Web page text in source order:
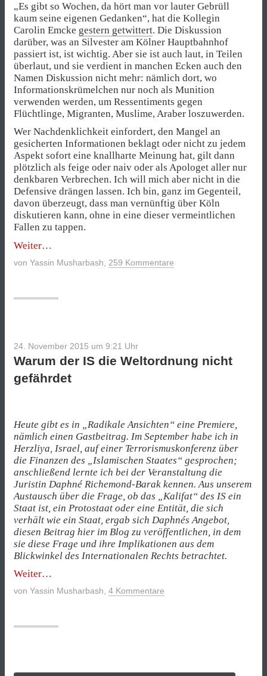
„Es gibt so Wochen, da hört man vor lauter Gebrüll
kaum seine eigenen Gedanken“, hat die Kollegin
Carolin Emcke gestern getwittert. Die Diskussion
darüber, was an Silvester am Kölner Hauptbahnhof
passiert ist, ist wichtig. Aber sie ist auch laut, in Teilen
überlaut, und sie verdient in manchen Ecken auch den
Namen Diskussion nicht mehr: nämlich dort, wo
Informationskrümelchen nur noch als Munition
verwenden werden, um Ressentiments gegen
Flüchtlinge, Migranten, Muslime, Araber loszuwerden.
Wer Nachdenklichkeit einfordert, den Mangel an
gesicherten Informationen beklagt oder nicht zu jedem
Aspekt sofort eine knallharte Meinung hat, gilt dann
plötzlich als feige oder naiv oder als Apologet aller nur
denkbaren Verbrechen. Ich will mich aber nicht in die
Defensive drängen lassen. Ich bin, ganz im Gegenteil,
davon überzeugt, dass man vernünftig über Köln
diskutieren kann, ohne in eine dieser vermeintlichen
Fallen zu tappen.
Weiter„Drei
wie
von Yassin Musharbash 259 Kommentare
24. November 2015 um 9:21 Uhr
Warum der IS die Weltordnung nicht
gefährdet
Heute gibt es in „Radikale Ansichten“ eine Premiere,
nämlich einen Gastbeitrag. Im September habe ich in
Herzliya, Israel, auf einer Terrorismuskonferenz über
die Finanzen des „Islamischen Staates“ gesprochen;
anschließend lernte ich bei der Veranstaltung die
Juristin Daphné Richemond-Barak kennen. Aus unserem
Austausch über die Frage, ob das „Kalifat“ des IS ein
Staat ist, ein Protostaat oder eine Entität, die sich
verhält wie ein Staat, ergab sich Daphnés Angebot,
diesen Beitrag hier im Blog zu veröffentlichen, in dem
sie diese Frage und ihre Implikationen aus dem
Blickwinkel des Internationalen Rechts betrachtet.
Weiter„Warum
der
IS
von Yassin Musharbash, 4 Kommentare